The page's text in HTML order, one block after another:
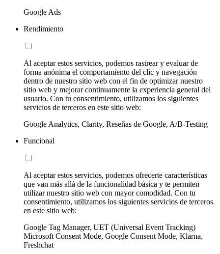
Google Ads
Rendimiento
Al aceptar estos servicios, podemos rastrear y evaluar de
forma anónima el comportamiento del clic y navegación
dentro de nuestro sitio web con el fin de optimizar nuestro
sitio web y mejorar continuamente la experiencia general del
usuario. Con tu consentimiento, utilizamos los siguientes
servicios de terceros en este sitio web:
Google Analytics, Clarity, Reseñas de Google, A/B-Testing
Funcional
Al aceptar estos servicios, podemos ofrecerte características
que van más allá de la funcionalidad básica y te permiten
utilizar nuestro sitio web con mayor comodidad. Con tu
consentimiento, utilizamos los siguientes servicios de terceros
en este sitio web:
Google Tag Manager, UET (Universal Event Tracking)
Microsoft Consent Mode, Google Consent Mode, Klarna,
Freshchat